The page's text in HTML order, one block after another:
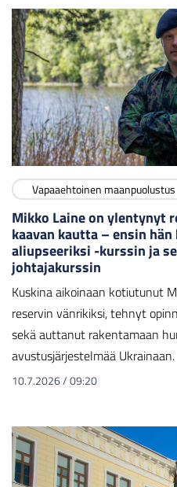
Vapaaehtoinen maanpuolustus
Mikko Laine on ylentynyt
kaavan kautta – ensin
aliupseeriksi -kurssin ja
johtajakurssin
Kuskina aikoinaan kotiutunut
reservin vänrikiksi, tehnyt
sekä auttanut rakentamaan
avustusjärjestelmää Ukrainaan.
10.7.2026/09:20